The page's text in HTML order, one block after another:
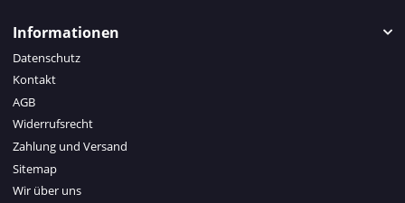
Informationen
Datenschutz
Kontakt
AGB
Widerrufsrecht
Zahlung und Versand
Sitemap
Wir über uns